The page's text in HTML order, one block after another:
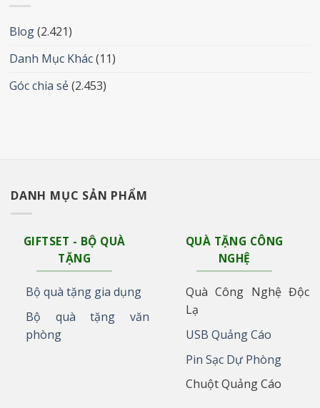
Blog(2.421)
Danh Mục Khác(11)
Góc chia sẻ(2.453)
DANH MỤC SẢN PHẨM
GIFTSET - BỘ QUÀ
TẶNG
Bộ quà tặng gia dụng
Bộ quà tặng văn
phòng
QUÀ TẶNG CÔNG
NGHỆ
Quà Công Nghệ Độc
Lạ
USB Quảng Cáo
Pin Sạc Dự Phòng
Chuột Quảng Cáo